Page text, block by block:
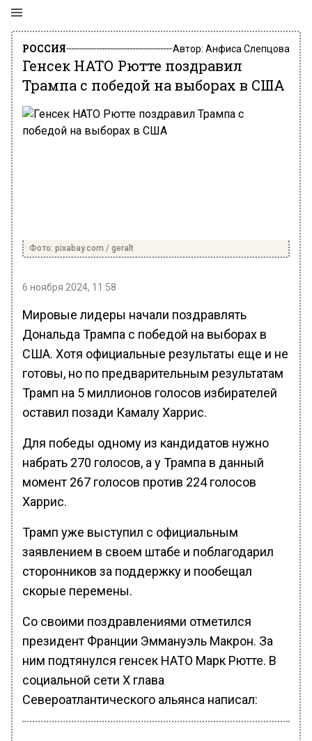
РОССИЯ Автор: Анфиса Слепцова
Генсек НАТО Рютте поздравил
Трампа с победой на выборах в США
Фото: pixabay.com / geralt
6 ноября 2024, 11:58
Мировые лидеры начали поздравлять
Дональда Трампа с победой на выборах в
США. Хотя официальные результаты еще и не
готовы, но по предварительным результатам
Трамп на 5 миллионов голосов избирателей
оставил позади Камалу Харрис.
Для победы одному из кандидатов нужно
набрать 270 голосов, а у Трампа в данный
момент 267 голосов против 224 голосов
Харрис.
Трамп уже выступил с официальным
заявлением в своем штабе и поблагодарил
сторонников за поддержку и пообещал
скорые перемены.
Со своими поздравлениями отметился
президент Франции Эммануэль Макрон. За
ним подтянулся генсек НАТО Марк Рютте. В
социальной сети Х глава
Североатлантического альянса написал: